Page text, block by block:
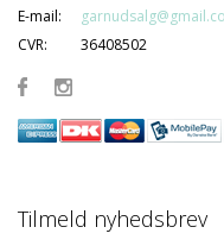
E-mail:
CVR:
36408502
Tilmeld nyhedsbrev